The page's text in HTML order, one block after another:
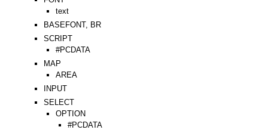
text
BASEFONT, BR
SCRIPT
#PCDATA
MAP
AREA
INPUT
SELECT
OPTION
#PCDATA